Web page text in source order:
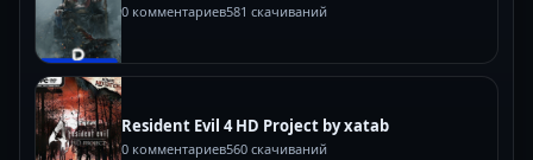
0 комментариев581 скачиваний
Resident Evil 4 HD Project by xatab
0 комментариев560 скачиваний